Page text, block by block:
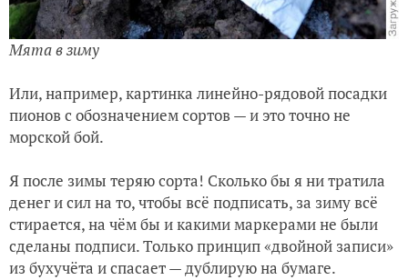
Мята в зиму
Или, например, картинка линейно-рядовой посадки
пионов с обозначением сортов — и это точно не
морской бой.
Я после зимы теряю сорта! Сколько бы я ни тратила
денег и сил на то, чтобы всё подписать, за зиму всё
стирается, на чём бы и какими маркерами не были
сделаны подписи. Только принцип «двойной записи»
из бухучёта и спасает — дублирую на бумаге.